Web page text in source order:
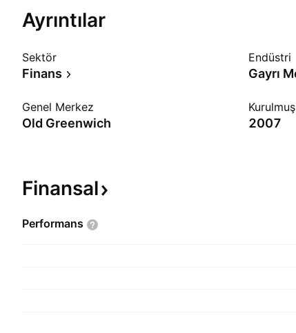
Ayrıntılar
Sektör
Finans
Endüstri
Genel Merkez
Old Greenwich
Kurulmuş
2007
Finansal
Performans